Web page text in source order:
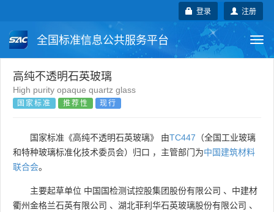
注册
登录
全国标准信息公共服务平台
国家标准
团体标准
国外标准 技术委员会
高纯不透明石英玻璃
High purity opaque quartz glass
国家标准 推荐性 现行
国家标准《高纯不透明石英玻璃》 由TC447 （全国工业玻璃
和特种玻璃标准化技术委员会）归口 ，主管部门为中国建筑材料
联合会。
主要起草单位 中国国检测试控股集团股份有限公司 、 中建材
衢州金格兰石英有限公司 、 湖北菲利华石英玻璃股份有限公司 、